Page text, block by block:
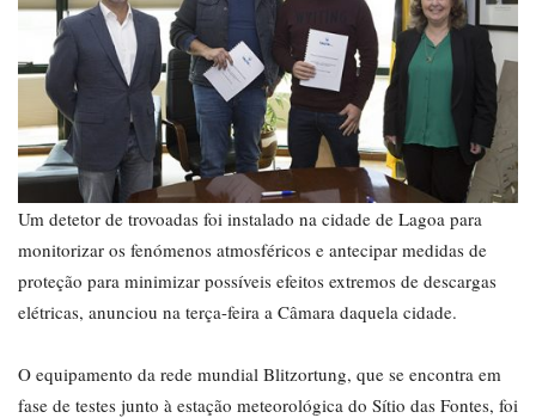
Um detetor de trovoadas foi instalado na cidade de Lagoa para
monitorizar os fenómenos atmosféricos e antecipar medidas de
proteção para minimizar possíveis efeitos extremos de descargas
elétricas, anunciou na terça-feira a Câmara daquela cidade.
O equipamento da rede mundial Blitzortung, que se encontra em
fase de testes junto à estação meteorológica do Sítio das Fontes, foi